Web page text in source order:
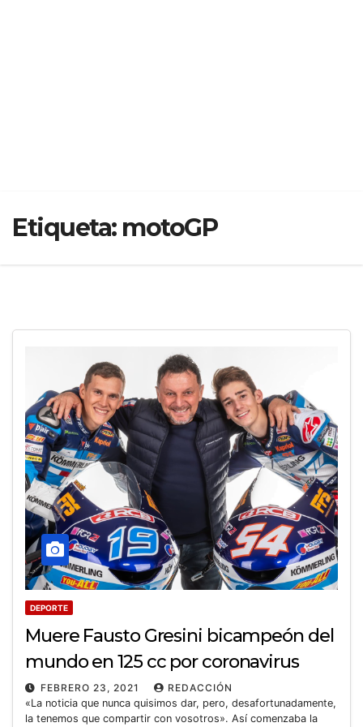
Etiqueta: motoGP
DEPORTE
Muere Fausto Gresini bicampeón del
mundo en 125 cc por coronavirus
FEBRERO 23, 2021
REDACCIÓN
«La noticia que nunca quisimos dar, pero, desafortunadamente,
la tenemos que compartir con vosotros». Así comenzaba la